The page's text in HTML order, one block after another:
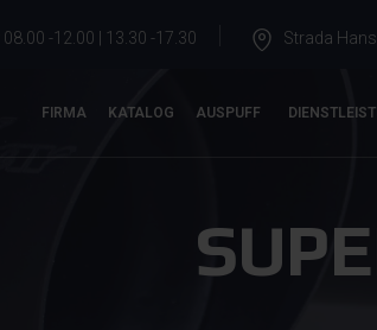
-12.00 | 13.30 -17.30 Strada
FIRMA KATALOG AUSPUFF